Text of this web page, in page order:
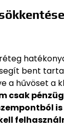
bent
a hűvöset a
csak
is